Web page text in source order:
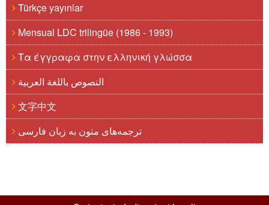
Türkçe yayınlar
Mensual LDC trilingüe (1986 - 1993)
Τα έγγραφα στην ελληνική γλώσσα
النصوص باللغة العربية
文字中文
ترجمه‌های متون به زبان فارسی